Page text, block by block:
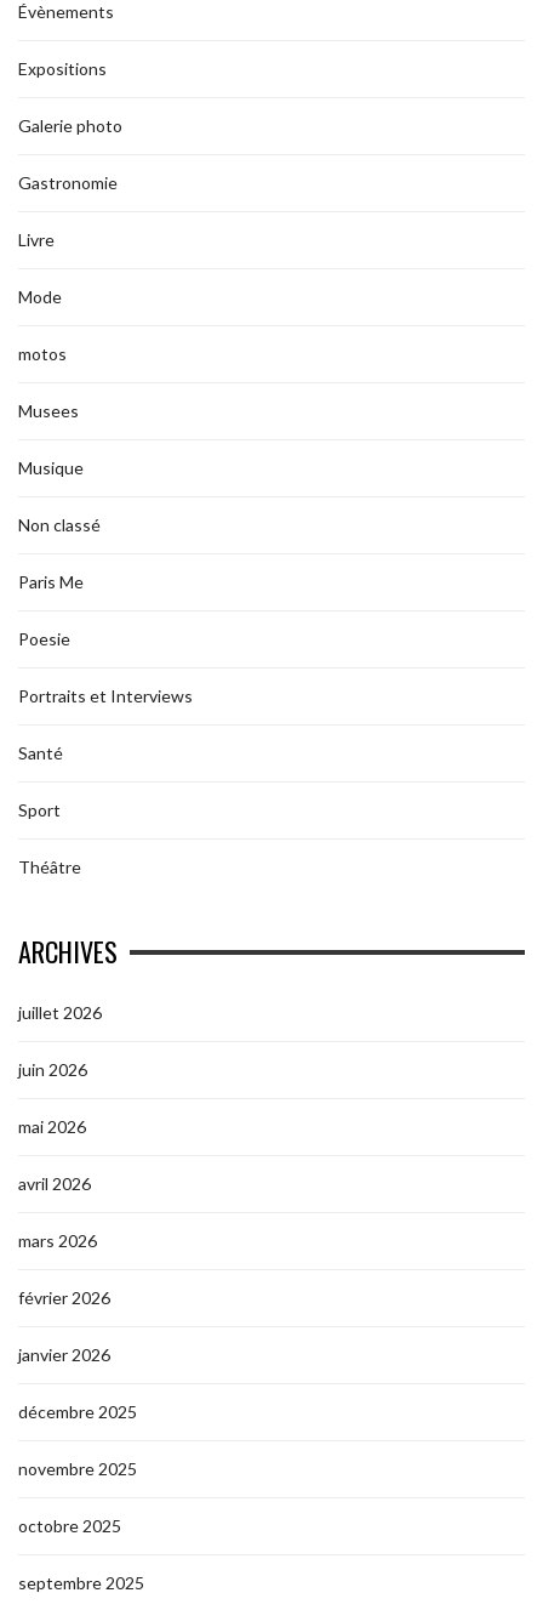
Évènements
Expositions
Galerie photo
Gastronomie
Livre
Mode
motos
Musees
Musique
Non classé
Paris Me
Poesie
Portraits et Interviews
Santé
Sport
Théâtre
ARCHIVES
juillet 2026
juin 2026
mai 2026
avril 2026
mars 2026
février 2026
janvier 2026
décembre 2025
novembre 2025
octobre 2025
septembre 2025